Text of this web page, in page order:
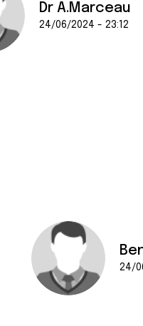
Dr A.Marceau
24/06/2024 - 23:12
24/